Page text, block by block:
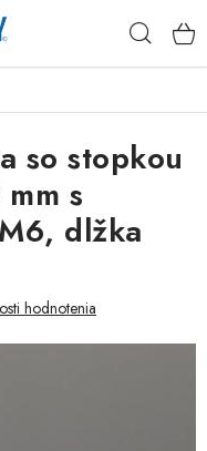
so stopkou
s
dlžka
hodnotenia